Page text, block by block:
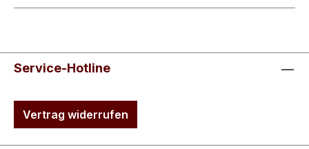
Service-Hotline
Vertrag widerrufen